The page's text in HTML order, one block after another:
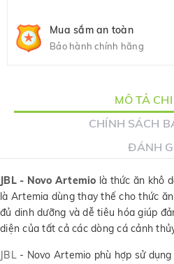
Mua sắm an toàn
Bảo hành chính hãng
MÔ TẢ
CHÍNH SÁCH
ĐÁNH
JBL - Novo Artemio là thức ăn khô
là Artemia dùng thay thế cho thức
đủ dinh dưỡng và dễ tiêu hóa giúp
diện của tất cả các dòng cá cảnh
JBL- Novo Artemio phù hợp sử